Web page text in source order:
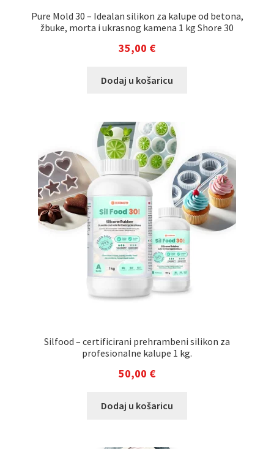
Pure Mold 30 – Idealan silikon za kalupe od betona,
žbuke, morta i ukrasnog kamena 1 kg Shore 30
35,00 €
Dodaj u košaricu
Silfood – certificirani prehrambeni silikon za
profesionalne kalupe 1 kg.
50,00 €
Dodaj u košaricu